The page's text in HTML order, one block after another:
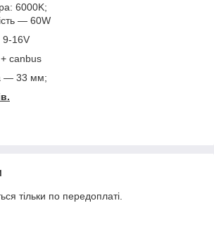
6000K;
— 60W
9-16V
canbus
— 33 мм;
тільки по передоплаті.